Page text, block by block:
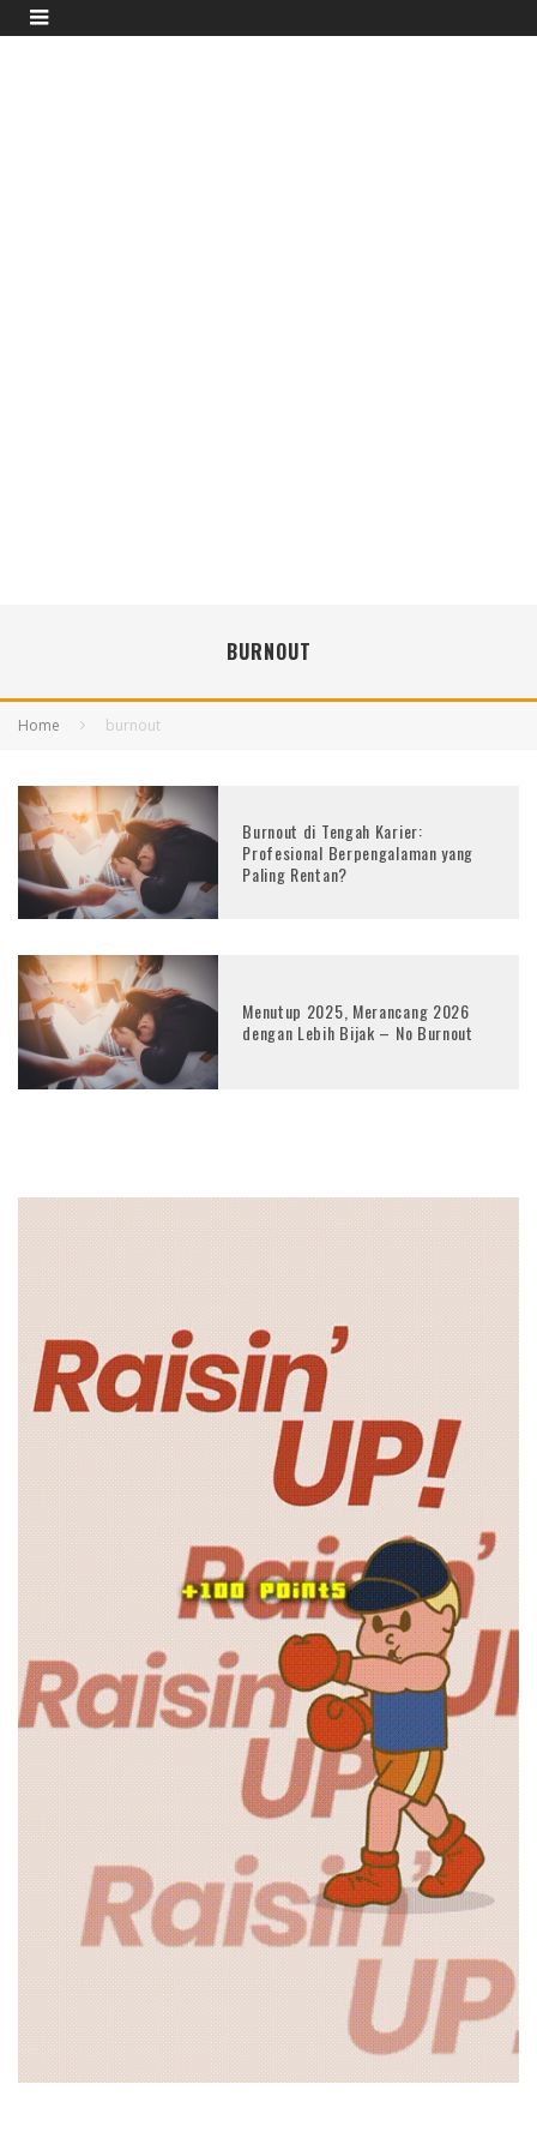
BURNOUT
Home burnout
Burnout di Tengah Karier:
Profesional Berpengalaman yang
Paling Rentan?
Menutup 2025, Merancang 2026
dengan Lebih Bijak – No Burnout